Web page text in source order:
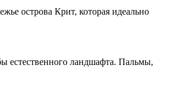
острова Крит, которая идеально
естественного ландшафта. Пальмы,